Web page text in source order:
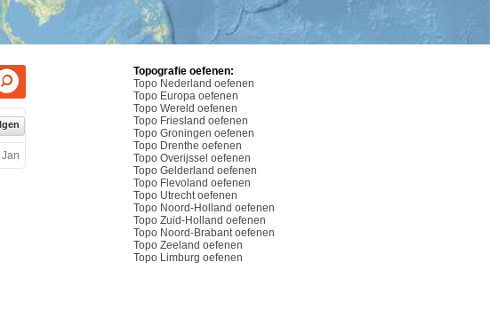
Topografie oefenen:
Topo Nederland oefenen
Topo Europa oefenen
Topo Wereld oefenen
Topo Friesland oefenen
Topo Groningen oefenen
Topo Drenthe oefenen
Topo Overijssel oefenen
Topo Gelderland oefenen
Topo Flevoland oefenen
Topo Utrecht oefenen
Topo Noord-Holland oefenen
Topo Zuid-Holland oefenen
Topo Noord-Brabant oefenen
Topo Zeeland oefenen
Topo Limburg oefenen